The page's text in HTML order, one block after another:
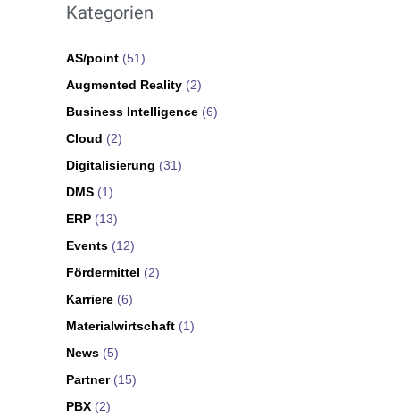
Kategorien
AS/point (51)
Augmented Reality (2)
Business Intelligence (6)
Cloud (2)
Digitalisierung (31)
DMS (1)
ERP (13)
Events (12)
Fördermittel (2)
Karriere (6)
Materialwirtschaft (1)
News (5)
Partner(15)
PBX (2)